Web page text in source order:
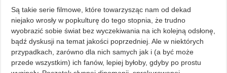
Są takie serie filmowe, które towarzysząc nam od dekad
niejako wrosły w popkulturę do tego stopnia, że trudno
wyobrazić sobie świat bez wyczekiwania na ich kolejną odsłonę,
bądź dyskusji na temat jakości poprzedniej. Ale w niektórych
przypadkach, zarówno dla nich samych jak i (a być może
przede wszystkim) ich fanów, lepiej byłoby, gdyby po prostu